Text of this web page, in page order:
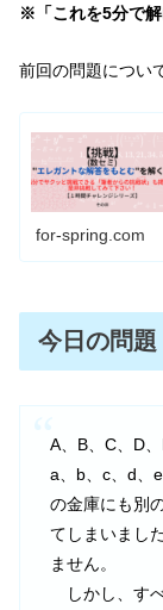
※「これを5分で解
前回の問題につい
for-spring.com
今日の問題
A、B、C、D
a、b、c、d、
の金庫にも別
てしまいまし
ません。
しかし、す